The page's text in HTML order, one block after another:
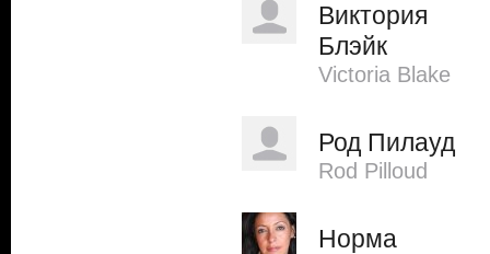
Виктория
Блэйк
Victoria Blake
Род Пилауд
Rod Pilloud
Норма